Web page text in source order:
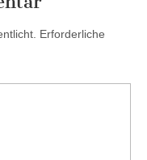
Erforderliche